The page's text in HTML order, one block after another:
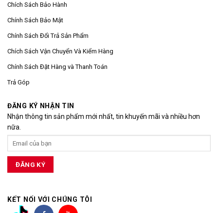
Chích Sách Bảo Hành
Chính Sách Bảo Mật
Chính Sách Đổi Trả Sản Phẩm
Chích Sách Vận Chuyển Và Kiểm Hàng
Chính Sách Đặt Hàng và Thanh Toán
Trả Góp
ĐĂNG KÝ NHẬN TIN
Nhận thông tin sản phẩm mới nhất, tin khuyến mãi và nhiều hơn
nữa.
KẾT NỐI VỚI CHÚNG TÔI